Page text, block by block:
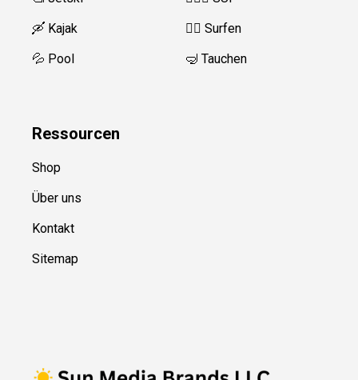
🛶 Kajak
💦 Pool
🏄‍♂️ Surfen
🤿 Tauchen
Ressourcen
Shop
Über uns
Kontakt
Sitemap